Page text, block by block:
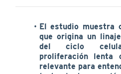
El estudio muestra
que origina un
del ciclo
proliferación lenta
relevante para